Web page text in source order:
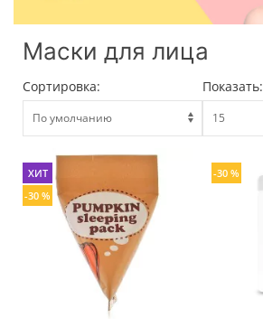
Маски для лица
Сортировка: Показать:
ХИТ
-30 %
-30 %